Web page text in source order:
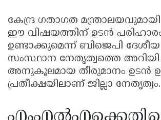
കേന്ദ്ര ഗതാഗത മന്ത്രാലയവുമായി
ഈ വിഷയത്തിന് ഉടൻ
ഉണ്ടാക്കുമെന്ന് ബിജെപി
സംസ്ഥാന നേതൃത്വത്തെ
അനുകൂലമായ തീരുമാനം ഉടൻ
പ്രതീക്ഷയിലാണ് ജില്ലാ നേതൃത്വം.